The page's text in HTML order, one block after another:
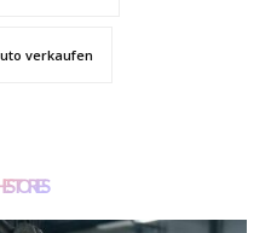
verkaufen
STORIES